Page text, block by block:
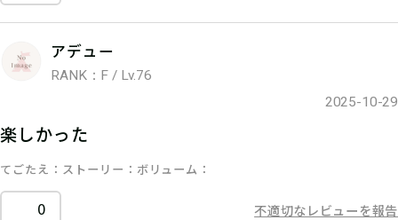
アデュー
RANK：F / Lv.76
2025-10-29
楽しかった
てごたえ ストーリー ボリューム
0 不適切なレビューを報告